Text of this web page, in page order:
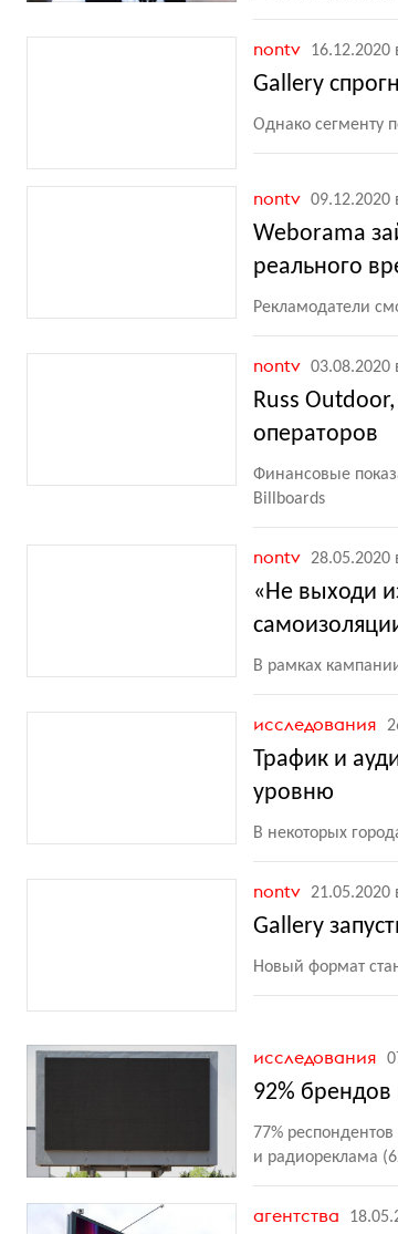
nontv 16.12.2020
Gallery
Однако сегменту
nontv 09.12.2020
Weborama
реального
Рекламодатели
nontv 03.08.2020
Russ
операторов
Финансовые
Billboards
nontv 28.05.2020
«Не выходи
В рамках
исследования
Трафик и
уровню
В некоторых
nontv 21.05.2020
Gallery
Новый формат
исследования
92%
77%
и радиореклама (
агентства